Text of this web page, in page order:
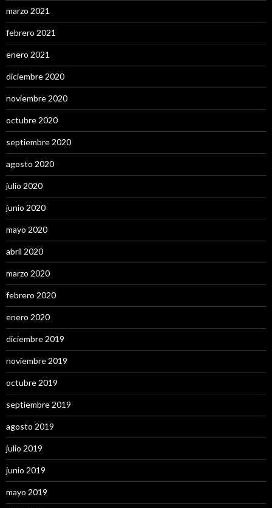
marzo 2021
febrero 2021
enero 2021
diciembre 2020
noviembre 2020
octubre 2020
septiembre 2020
agosto 2020
julio 2020
junio 2020
mayo 2020
abril 2020
marzo 2020
febrero 2020
enero 2020
diciembre 2019
noviembre 2019
octubre 2019
septiembre 2019
agosto 2019
julio 2019
junio 2019
mayo 2019